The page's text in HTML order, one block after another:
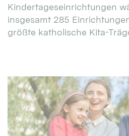
Kindertageseinrichtungen
insgesamt 285
größte katholische Kita-